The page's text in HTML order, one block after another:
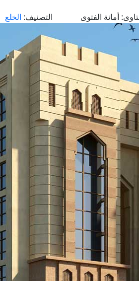
أمانة الفتوى التصنيف: الخلع